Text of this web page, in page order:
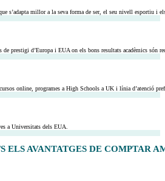
s’adapta millor a la seva forma de ser, el seu nivell esportiu i
de prestigi d’Europa i EUA on els bons resultats acadèmics són
online, programes a High Schools a UK i línia d’atenció
a Universitats dels EUA.
ELS AVANTATGES DE COMPTAR